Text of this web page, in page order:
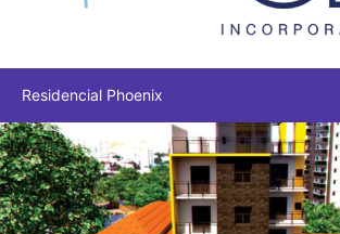
Residencial Phoenix